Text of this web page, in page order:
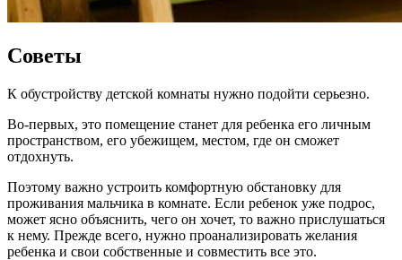
Советы
К обустройству детской комнаты нужно подойти серьезно.
Во-первых, это помещение станет для ребенка его личным
пространством, его убежищем, местом, где он сможет
отдохнуть.
Поэтому важно устроить комфортную обстановку для
проживания мальчика в комнате. Если ребенок уже подрос,
может ясно объяснить, чего он хочет, то важно прислушаться
к нему. Прежде всего, нужно проанализировать желания
ребенка и свои собственные и совместить все это.